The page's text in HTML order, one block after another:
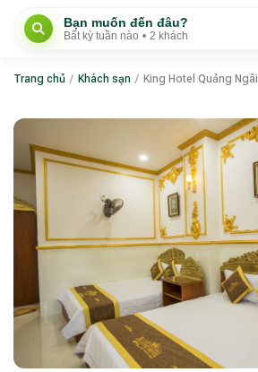
Bạn muốn đến đâu?
Bất kỳ tuần nào • 2 khách
Trang chủ / Khách sạn / King Hotel Quảng Ngãi